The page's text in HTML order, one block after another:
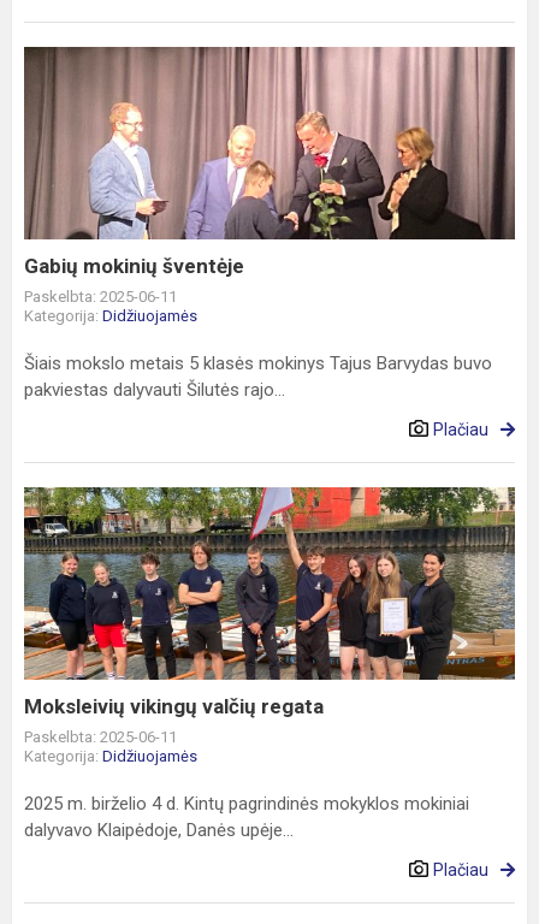
Gabių
šventėje
Gabių mokinių šventėje
Paskelbta: 2025-06-11
Kategorija: Didžiuojamės
Šiais mokslo metais 5 klasės mokinys Tajus Barvydas buvo
pakviestas dalyvauti Šilutės rajo...
Plačiau
Moksleivių
vikingų
valčių
regata
Moksleivių vikingų valčių regata
Paskelbta: 2025-06-11
Kategorija: Didžiuojamės
2025 m. birželio 4 d. Kintų pagrindinės mokyklos mokiniai
dalyvavo Klaipėdoje, Danės upėje...
Plačiau